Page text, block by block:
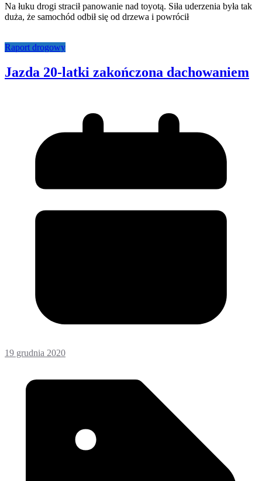
Na łuku drogi stracił panowanie nad toyotą. Siła uderzenia była tak
duża, że samochód odbił się od drzewa i powrócił
Raport drogowy
Jazda 20-latki zakończona dachowaniem
19 grudnia 2020